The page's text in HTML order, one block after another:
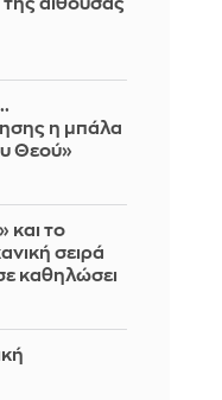
αίθουσας
η μπάλα
Θεού»
και το
σειρά
καθηλώσει